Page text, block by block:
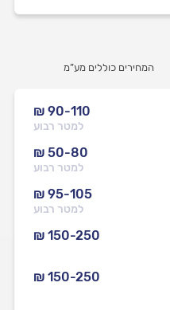
המחירים כוללים מע”מ
₪ 90-110
למטר רבוע
₪ 50-80
למטר רבוע
₪ 95-105
למטר רבוע
₪ 150-250
₪ 150-250